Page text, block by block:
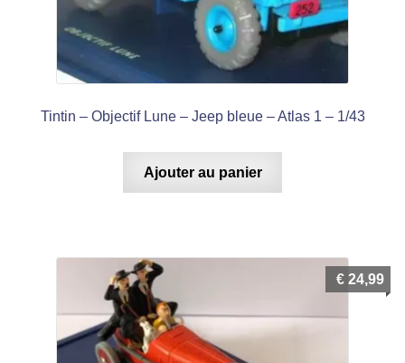
Tintin – Objectif Lune – Jeep bleue – Atlas 1 – 1/43
Ajouter au panier
€ 24,99